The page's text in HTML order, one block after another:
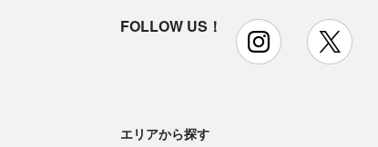
FOLLOW US！ instagram
エリアから探す